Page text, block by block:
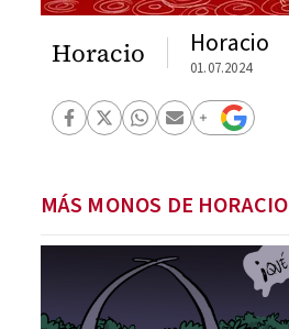
Horacio Horacio
01.07.2024
MÁS MONOS DE HORACIO